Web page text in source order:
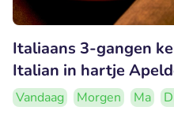
Italiaans 3-gangen
Italian in hartje
Vandaag Morgen Ma